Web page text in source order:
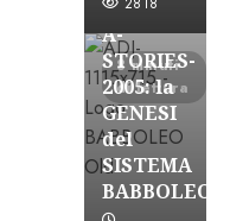
8 minuti
di lettura
A-
STORIES-
2005: la
GENESI
del
SISTEMA
BABBOLEO